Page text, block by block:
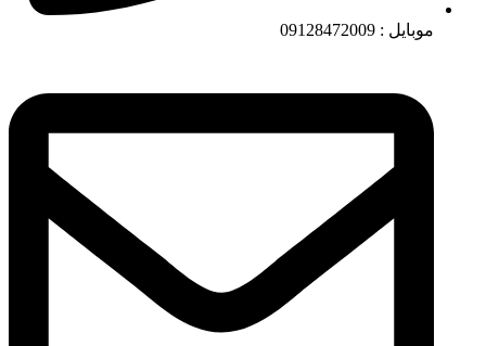
موبایل : 09128472009